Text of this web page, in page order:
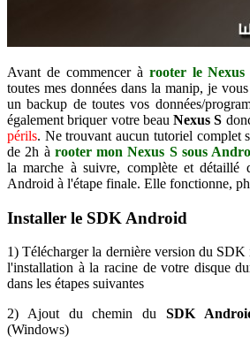
Avant de commencer à rooter le Nexus
toutes mes données dans la manip, je
un backup de toutes vos données/
également briquer votre beau Nexus S
périls. Ne trouvant aucun tutoriel complet
de 2h à rooter mon Nexus S sous
la marche à suivre, complète et détaillé
Android à l'étape finale. Elle fonctionne,
Installer le SDK Android
1) Télécharger la dernière version du
l'installation à la racine de votre disque
dans les étapes suivantes
2) Ajout du chemin du SDK
(Windows)